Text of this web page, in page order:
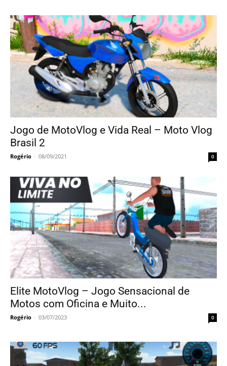
Jogo de MotoVlog e Vida Real – Moto Vlog
Brasil 2
Rogério - 08/09/2021 0
Elite MotoVlog – Jogo Sensacional de
Motos com Oficina e Muito...
Rogério - 03/07/2023 0